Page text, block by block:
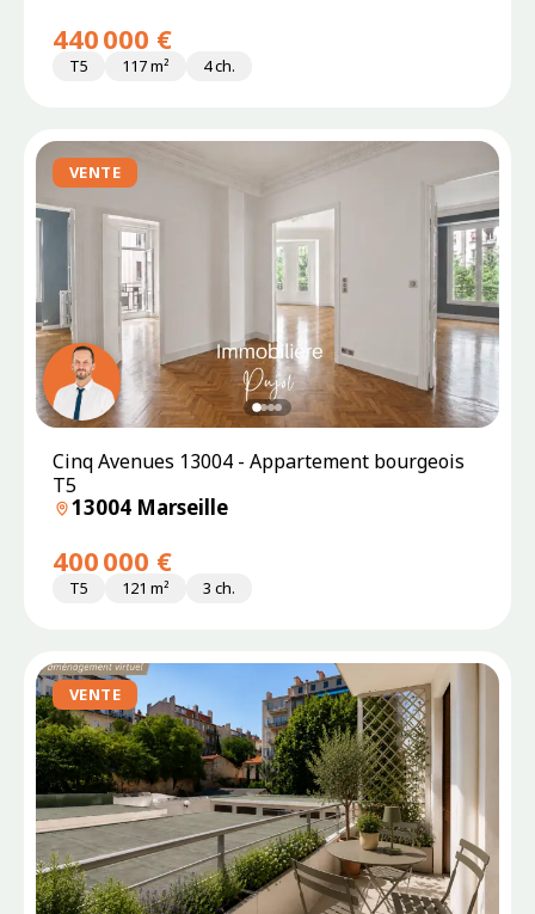
440 000 €
T5 117 m² 4 ch.
VENTE
SOUS
PROMESSE
Cinq Avenues 13004 - Appartement bourgeois
T5
13004 Marseille
400 000 €
T5 121 m² 3 ch.
VENTE